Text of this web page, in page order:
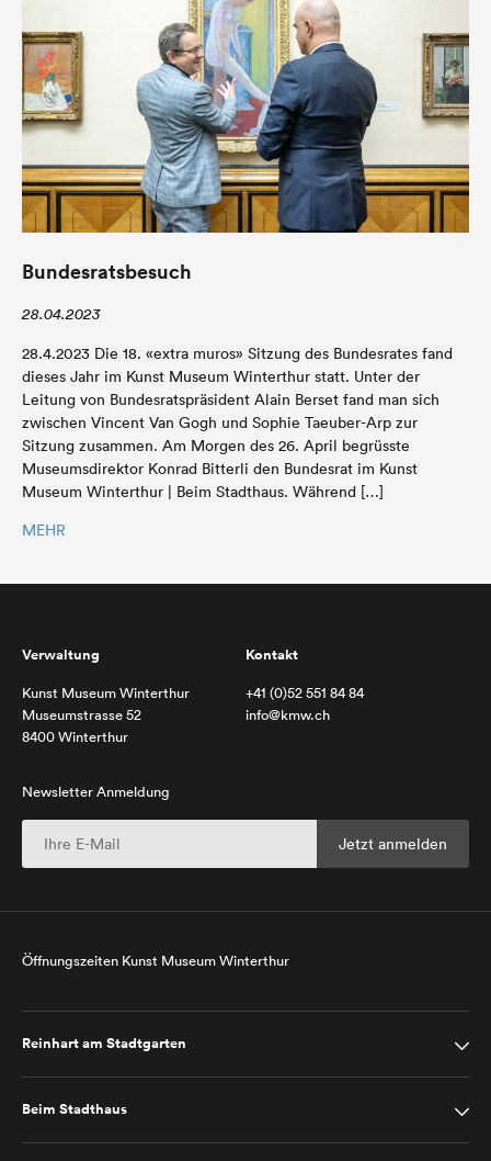
Bundesratsbesuch
28.04.2023
28.4.2023 Die 18. «extra muros» Sitzung des Bundesrates fand
dieses Jahr im Kunst Museum Winterthur statt. Unter der
Leitung von Bundesratspräsident Alain Berset fand man sich
zwischen Vincent Van Gogh und Sophie Taeuber-Arp zur
Sitzung zusammen. Am Morgen des 26. April begrüsste
Museumsdirektor Konrad Bitterli den Bundesrat im Kunst
Museum Winterthur | Beim Stadthaus. Während […]
MEHR
Verwaltung
Kunst Museum Winterthur
Museumstrasse 52
8400 Winterthur
Kontakt
+41 (0)52 551 84 84
info@kmw.ch
Newsletter Anmeldung
Öffnungszeiten Kunst Museum Winterthur
Reinhart am Stadtgarten
Beim Stadthaus